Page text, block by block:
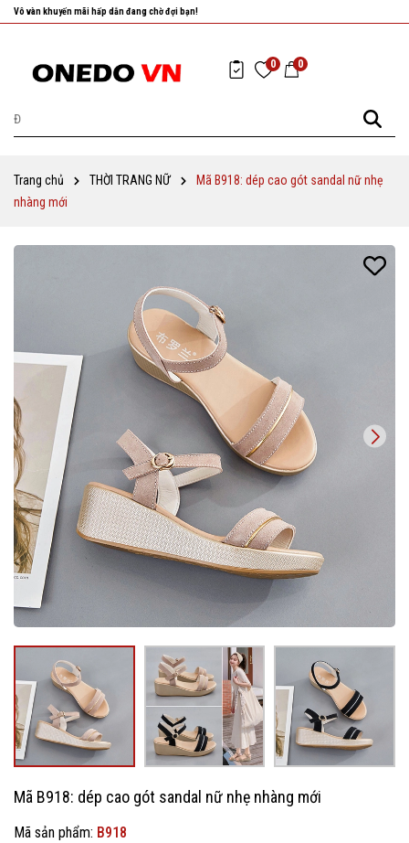
Nhanh tay chọn cho mình những sản phẩm ưng ý nhất!
0 0
Trang chủ THỜI TRANG NỮ
Mã B918: dép cao gót sandal nữ nhẹ
nhàng mới
Mã B918: dép cao gót sandal nữ nhẹ nhàng mới
Mã sản phẩm: B918